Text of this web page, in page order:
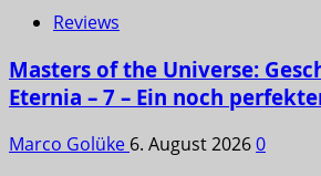
Reviews
Masters of the Universe:
Eternia – 7 – Ein noch
Marco Golüke 6. August 20260